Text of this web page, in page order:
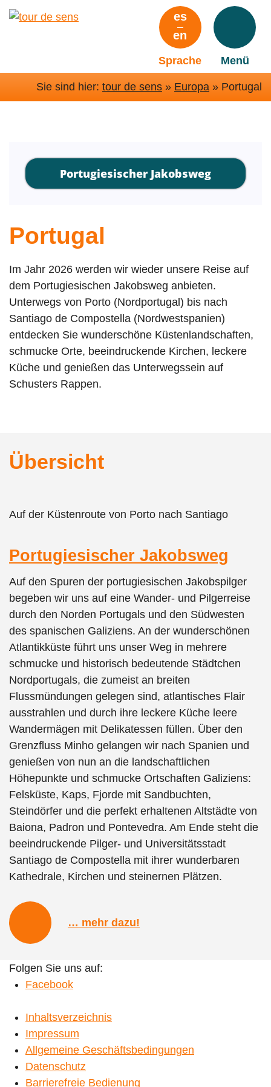
Zum
Hauptinhalt
Menü
es
en
Sprache
Sie sind hier: tour de sens » Europa » Portugal
Portugiesischer Jakobsweg
Portugal
Im Jahr 2026 werden wir wieder unsere Reise auf
dem Portugiesischen Jakobsweg anbieten.
Unterwegs von Porto (Nordportugal) bis nach
Santiago de Compostella (Nordwestspanien)
entdecken Sie wunderschöne Küstenlandschaften,
schmucke Orte, beeindruckende Kirchen, leckere
Küche und genießen das Unterwegssein auf
Schusters Rappen.
Übersicht
Auf der Küstenroute von Porto nach Santiago
Portugiesischer Jakobsweg
Auf den Spuren der portugiesischen Jakobspilger
begeben wir uns auf eine Wander- und Pilgerreise
durch den Norden Portugals und den Südwesten
des spanischen Galiziens. An der wunderschönen
Atlantikküste führt uns unser Weg in mehrere
schmucke und historisch bedeutende Städtchen
Nordportugals, die zumeist an breiten
Flussmündungen gelegen sind, atlantisches Flair
ausstrahlen und durch ihre leckere Küche leere
Wandermägen mit Delikatessen füllen. Über den
Grenzfluss Minho gelangen wir nach Spanien und
genießen von nun an die landschaftlichen
Höhepunkte und schmucke Ortschaften Galiziens:
Felsküste, Kaps, Fjorde mit Sandbuchten,
Steindörfer und die perfekt erhaltenen Altstädte von
Baiona, Padron und Pontevedra. Am Ende steht die
beeindruckende Pilger- und Universitätsstadt
Santiago de Compostella mit ihrer wunderbaren
Kathedrale, Kirchen und steinernen Plätzen.
… mehr dazu!
Folgen Sie uns auf:
Facebook
Inhaltsverzeichnis
Impressum
Allgemeine Geschäftsbedingungen
Datenschutz
Barrierefreie Bedienung